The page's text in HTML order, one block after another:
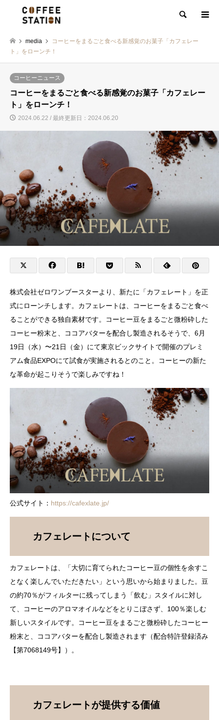
検索
media
コーヒーをまるごと食べる新感覚のお菓子「カフェレー
ト」をローンチ！
コーヒーニュース
コーヒーをまるごと食べる新感覚のお菓子「カフェレー
ト」をローンチ！
2024.06.22 / 最終更新日：2024.06.20
株式会社ゼロワンブースターより、新たに「カフェレート」を正
式にローンチします。カフェレートは、コーヒーをまるごと食べ
ることができる独自素材です。コーヒー豆をまるごと微粉砕した
コーヒー粉末と、ココアバターを配合し製造されるそうで、6月
19日（水）〜21日（金）にて東京ビックサイトで開催のプレミ
アム食品EXPOにて試食が実施されるとのこと。コーヒーの新た
な革命が起こりそうで楽しみですね！
公式サイト： https://cafexlate.jp/
カフェレートについて
カフェレートは、「大切に育てられたコーヒー豆の個性を余すこ
となく楽しんでいただきたい」という思いから始まりました。豆
の約70％がフィルターに残ってしまう「飲む」スタイルに対し
て、コーヒーのアロマオイルなどをとりこぼさず、100％楽しむ
新しいスタイルです。コーヒー豆をまるごと微粉砕したコーヒー
粉末と、ココアバターを配合し製造されます（配合特許登録済み
【第7068149号】）。
カフェレートが提供する価値